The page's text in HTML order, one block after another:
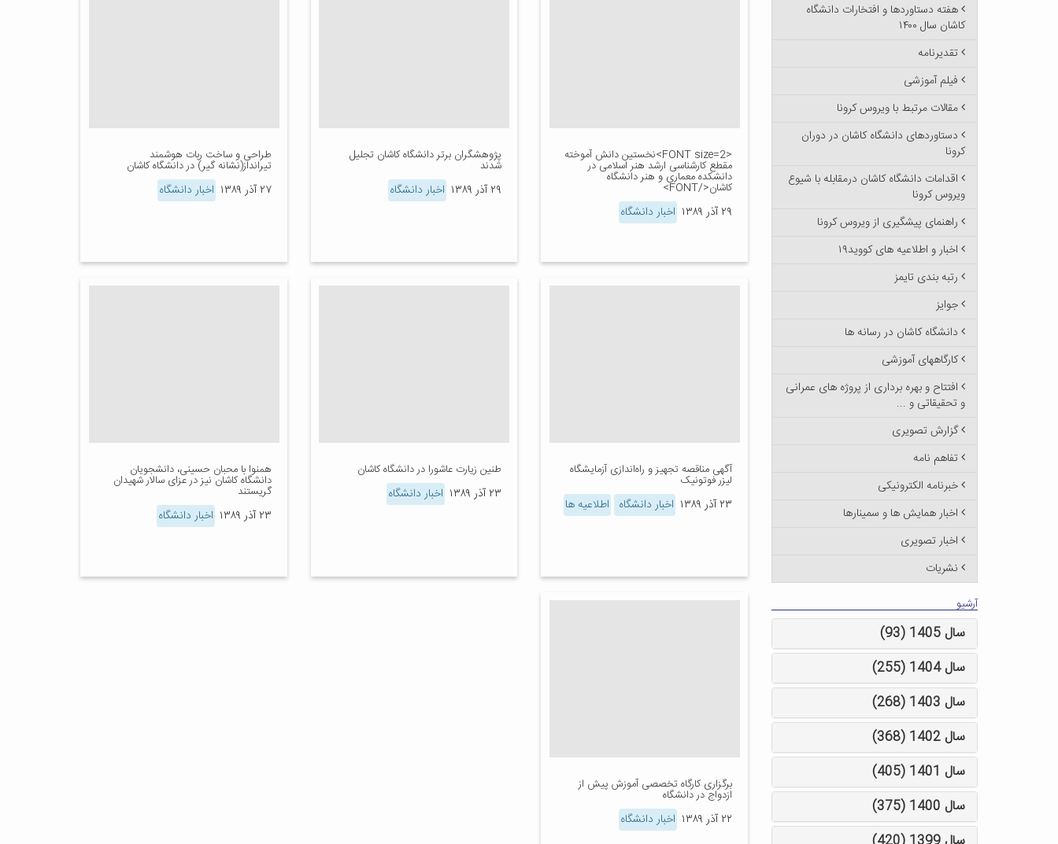
<FONT size=2>نخستین دانش آموخته
مقطع کارشناسی ارشد هنر اسلامی در
دانشکده معماری و هنر دانشگاه
کاشان</FONT>
۲۹ آذر ۱۳۸۹ اخبار دانشگاه
پژوهشگران برتر دانشگاه کاشان تجلیل
شدند
۲۹ آذر ۱۳۸۹ اخبار دانشگاه
طراحی و ساخت ربات هوشمند
تیرانداز(نشانه گیر) در دانشگاه کاشان
۲۷ آذر ۱۳۸۹ اخبار دانشگاه
آگهی مناقصه تجهیز و راه‌اندازی آزمایشگاه
لیزر فوتونیک
۲۳ آذر ۱۳۸۹ اخبار دانشگاه اطلاعیه ها
طنین زیارت عاشورا در دانشگاه کاشان
۲۳ آذر ۱۳۸۹ اخبار دانشگاه
همنوا با محبان حسینی، دانشجویان
دانشگاه کاشان نیز در عزای سالار شهیدان
گریستند
۲۳ آذر ۱۳۸۹ اخبار دانشگاه
برگزاری کارگاه تخصصی آموزش پیش از
ازدواج در دانشگاه
۲۲ آذر ۱۳۸۹ اخبار دانشگاه
هفته دستاوردها و افتخارات دانشگاه
کاشان سال ۱۴۰۰
تقدیرنامه
فیلم آموزشی
مقالات مرتبط با ویروس کرونا
دستاوردهای دانشگاه کاشان در دوران
کرونا
اقدامات دانشگاه کاشان درمقابله با شیوع
ویروس کرونا
راهنمای پیشگیری از ویروس کرونا
اخبار و اطلاعیه های کووید۱۹
رتبه بندی تایمز
جوایز
دانشگاه کاشان در رسانه ها
کارگاههای آموزشی
افتتاح و بهره برداری از پروژه های عمرانی
و تحقیقاتی و ...
گزارش تصویری
تفاهم نامه
خبرنامه الکترونیکی
اخبار همایش ها و سمینارها
اخبار تصویری
نشریات
آرشیو
سال 1405 (93)
سال 1404 (255)
سال 1403 (268)
سال 1402 (368)
سال 1401 (405)
سال 1400 (375)